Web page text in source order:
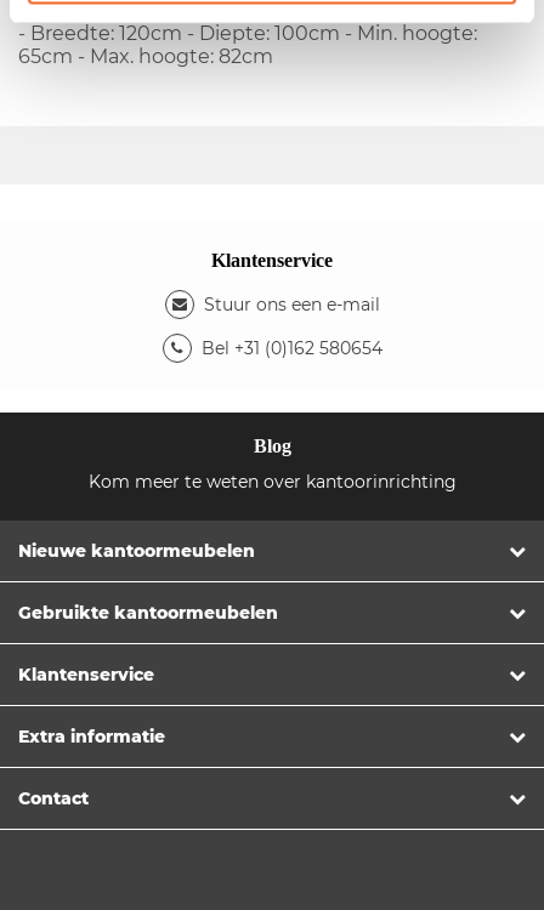
Afmetingen
- Breedte: 120cm - Diepte: 100cm - Min. hoogte:
65cm - Max. hoogte: 82cm
Klantenservice
Stuur ons een e-mail
Bel +31 (0)162 580654
Blog
Kom meer te weten over kantoorinrichting
Nieuwe kantoormeubelen
Gebruikte kantoormeubelen
Klantenservice
Extra informatie
Contact